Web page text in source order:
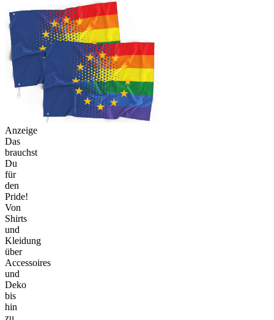
Anzeige
Das
brauchst
Du
für
den
Pride!
Von
Shirts
und
Kleidung
über
Accessoires
und
Deko
bis
hin
zu